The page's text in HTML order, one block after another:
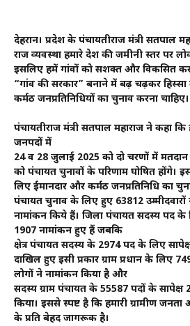
देहरादून। प्रदेश के पंचायतीराज मंत्री सतपाल
राज व्यवस्था हमारे देश की जमीनी स्तर पर
इसलिए हमें गांवों को सशक्त और विकसित
“गांव की सरकार” बनाने में बढ़ चढ़कर हिस्सा
कर्मठ जनप्रतिनिधियों का चुनाव करना चाहिए।
पंचायतीराज मंत्री सतपाल महाराज ने कहा कि
जनपदों में
24 व 28 जुलाई 2025 को दो चरणों में
को पंचायत चुनावों के परिणाम घोषित होंगे।
लिए ईमानदार और कर्मठ जनप्रतिनिधि का
पंचायत चुनाव के लिए हुए 63812
नामांकन किये हैं। जिला पंचायत सदस्य पद के
1907 नामांकन हुए हैं जबकि
क्षेत्र पंचायत सदस्य के 2974 पद के लिए
दाखिल हुए इसी प्रकार ग्राम प्रधान के लिए
लोगों ने नामांकन किया है और
सदस्य ग्राम पंचायत के 55587 पदों के सापेक्ष
किया। इससे स्पष्ट है कि हमारी ग्रामीण
के प्रति बेहद जागरूक है।